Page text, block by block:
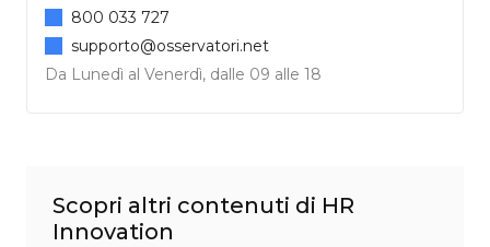
Da Lunedì al Venerdì, dalle 09 alle 18
800 033 727
supporto@osservatori.net
Scopri altri contenuti di HR
Innovation